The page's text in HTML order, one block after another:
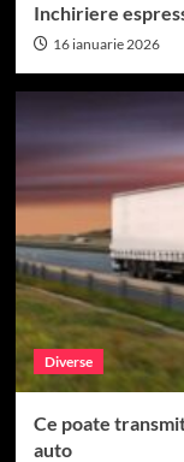
Inchiriere
16 ianuarie 2026
Diverse
Ce poate
auto